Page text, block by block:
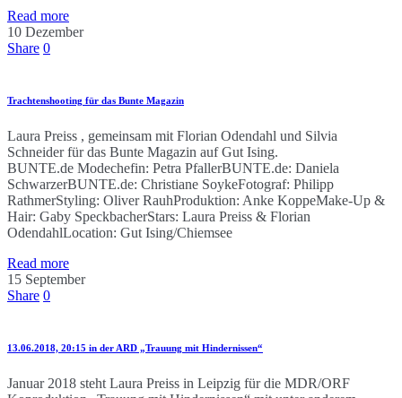
Read more
10 Dezember
Share 0
Trachtenshooting für das Bunte Magazin
Laura Preiss , gemeinsam mit Florian Odendahl und Silvia
Schneider für das Bunte Magazin auf Gut Ising.
BUNTE.de Modechefin: Petra PfallerBUNTE.de: Daniela
SchwarzerBUNTE.de: Christiane SoykeFotograf: Philipp
RathmerStyling: Oliver RauhProduktion: Anke KoppeMake-Up &
Hair: Gaby SpeckbacherStars: Laura Preiss & Florian
OdendahlLocation: Gut Ising/Chiemsee
Read more
15 September
Share 0
13.06.2018, 20:15 in der ARD „Trauung mit Hindernissen“
Januar 2018 steht Laura Preiss in Leipzig für die MDR/ORF